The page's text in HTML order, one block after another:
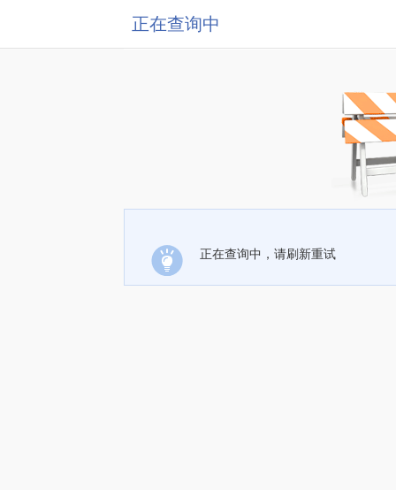
正在查询中
正在查询中，请刷新重试